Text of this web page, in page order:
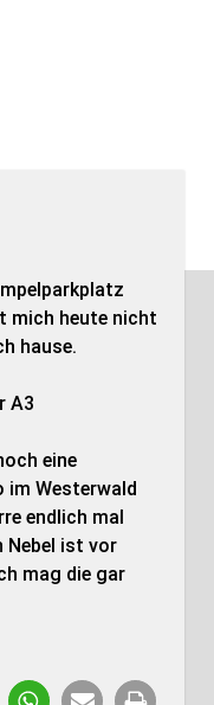
mich heute nicht
hause.
eine
im Westerwald
endlich mal
Nebel ist vor
mag die gar